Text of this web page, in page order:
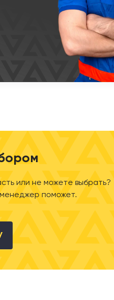
или не можете выбрать?
менеджер поможет.